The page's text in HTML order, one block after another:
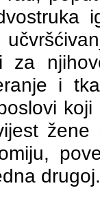
za
i
drugoj.